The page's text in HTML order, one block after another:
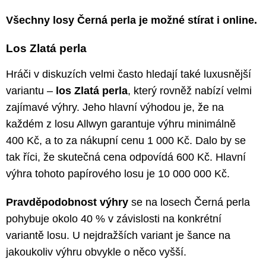
Všechny losy Černá perla je možné stírat i online.
Los Zlatá perla
Hráči v diskuzích velmi často hledají také luxusnější
variantu – los Zlatá perla, který rovněž nabízí velmi
zajímavé výhry. Jeho hlavní výhodou je, že na
každém z losu Allwyn garantuje výhru minimálně
400 Kč, a to za nákupní cenu 1 000 Kč. Dalo by se
tak říci, že skutečná cena odpovídá 600 Kč. Hlavní
výhra tohoto papírového losu je 10 000 000 Kč.
Pravděpodobnost výhry se na losech Černá perla
pohybuje okolo 40 % v závislosti na konkrétní
variantě losu. U nejdražších variant je šance na
jakoukoliv výhru obvykle o něco vyšší.